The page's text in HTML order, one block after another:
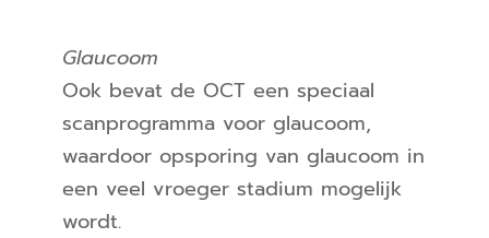
Glaucoom
Ook bevat de OCT een speciaal
scanprogramma voor glaucoom,
waardoor opsporing van glaucoom in
een veel vroeger stadium mogelijk
wordt.